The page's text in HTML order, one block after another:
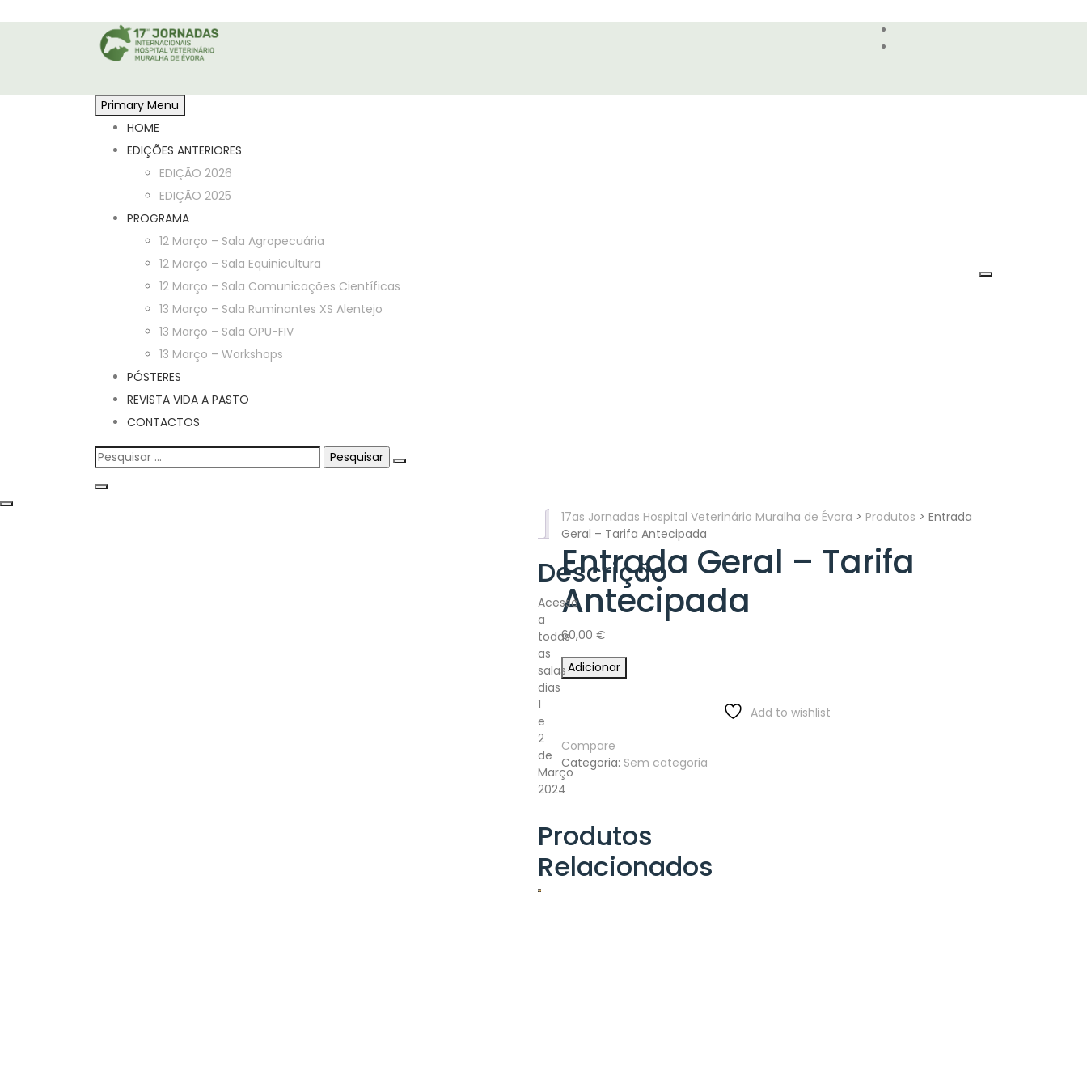
Primary Menu
HOME
EDIÇÕES ANTERIORES
EDIÇÃO 2026
EDIÇÃO 2025
PROGRAMA
12 Março – Sala Agropecuária
12 Março – Sala Equinicultura
12 Março – Sala Comunicações Científicas
13 Março – Sala Ruminantes XS Alentejo
13 Março – Sala OPU-FIV
13 Março – Workshops
PÓSTERES
REVISTA VIDA A PASTO
CONTACTOS
Pesquisar
por:
17as Jornadas Hospital Veterinário Muralha de Évora > Produtos >Entrada
Geral – Tarifa Antecipada
Entrada Geral – Tarifa
Antecipada
60,00€
Quantidade
de
Tarifa
Antecipada
Adicionar
Add to wishlist
Compare
Categoria: Sem categoria
Descrição
Descrição
Acesso
a
todas
as
salas
dias
1
e
2
de
Março
2024
Produtos
Relacionados